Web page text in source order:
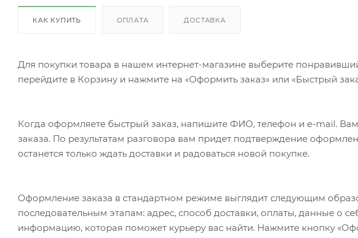
КАК КУПИТЬ ОПЛАТА ДОСТАВКА
Для покупки товара в нашем интернет-магазине выберите
перейдите в Корзину и нажмите на «Оформить заказ» или «Быстрый
Когда оформляете быстрый заказ, напишите ФИО, телефон и e-mail.
заказа. По результатам разговора вам придет подтверждение
останется только ждать доставки и радоваться новой покупке.
Оформление заказа в стандартном режиме выглядит следующим
последовательным этапам: адрес, способ доставки, оплаты, данные о
информацию, которая поможет курьеру вас найти. Нажмите кнопку